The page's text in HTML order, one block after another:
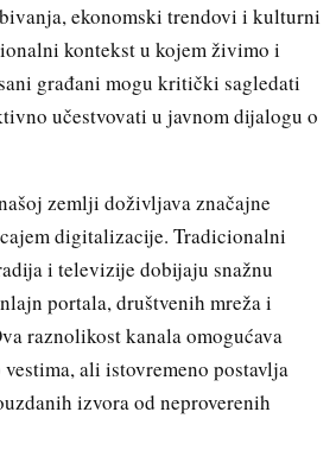
ekonomski trendovi i kulturni
kontekst u kojem živimo i
građani mogu kritički sagledati
učestvovati u javnom dijalogu o
zemlji doživljava značajne
digitalizacije. Tradicionalni
i televizije dobijaju snažnu
portala, društvenih mreža i
raznolikost kanala omogućava
ali istovremeno postavlja
izvora od neproverenih